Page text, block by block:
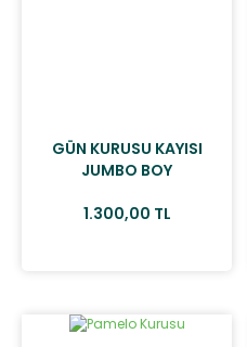
GÜN KURUSU KAYISI
JUMBO BOY
1.300,00 TL